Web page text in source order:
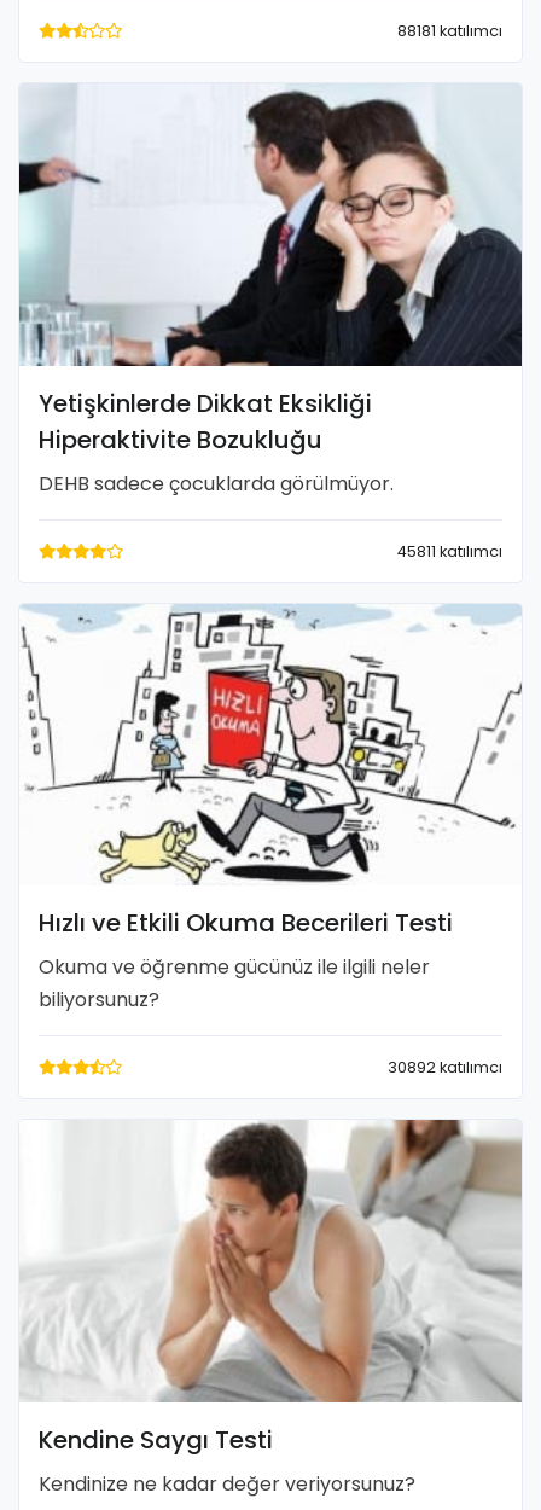
88181 katılımcı
Yetişkinlerde Dikkat Eksikliği
Hiperaktivite Bozukluğu
DEHB sadece çocuklarda görülmüyor.
45811 katılımcı
Hızlı ve Etkili Okuma Becerileri Testi
Okuma ve öğrenme gücünüz ile ilgili neler
biliyorsunuz?
30892 katılımcı
Kendine Saygı Testi
Kendinize ne kadar değer veriyorsunuz?